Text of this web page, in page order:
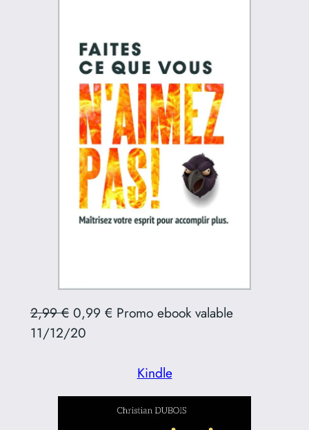
2,99 €0,99 € Promo ebook valable
11/12/20
Kindle